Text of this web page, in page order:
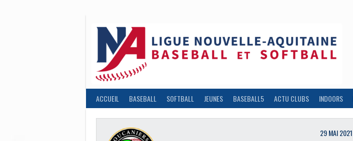
ACCUEIL BASEBALL SOFTBALL JEUNES BASEBALL5 ACTU CLUBS INDOORS
29 MAI 2021